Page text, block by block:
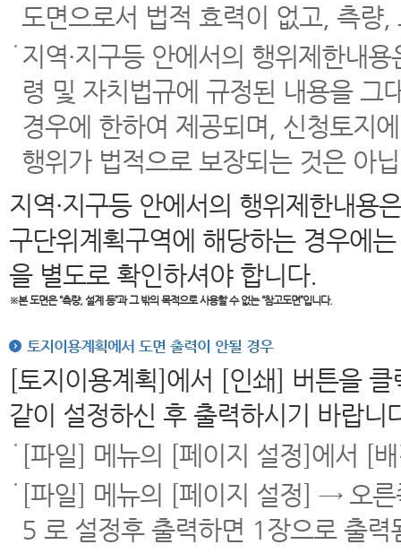
도면으로서 법적 효력이 없고, 측량
지역·지구등 안에서의 행위제한내
령 및 자치법규에 규정된 내용을 그
경우에 한하여 제공되며, 신청토지
행위가 법적으로 보장되는 것은 아
지역·지구등 안에서의 행위제한내용
구단위계획구역에 해당하는 경우에
을 별도로 확인하셔야 합니다.
※본 도면은“측량, 설계 등”과 그 밖의 목적으로 사용할 수 없는 “참고도면”입니다.
토지이용계획에서 도면 출력이 안될 경우
[토지이용계획]에서 [인쇄] 버튼을
같이 설정하신 후 출력하시기 바랍니
[파일] 메뉴의 [페이지 설정]에서 [
[파일] 메뉴의 [페이지 설정] → 오
5 로 설정후 출력하면 1장으로 출력